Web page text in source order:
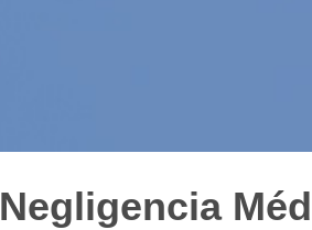
Negligencia